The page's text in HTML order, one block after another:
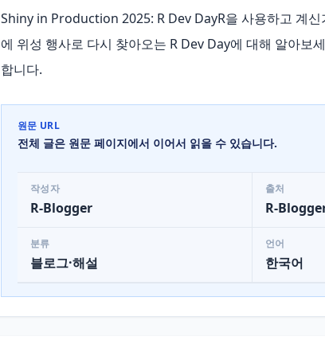
Shiny in Production 2025: R Dev DayR을 사용하고 계
에 위성 행사로 다시 찾아오는 R Dev Day에 대해 알아보
합니다.
원문 URL
전체 글은 원문 페이지에서 이어서 읽을 수 있습니다.
작성자
R-Blogger
출처
R-
분류
블로그·해설
언어
한국어